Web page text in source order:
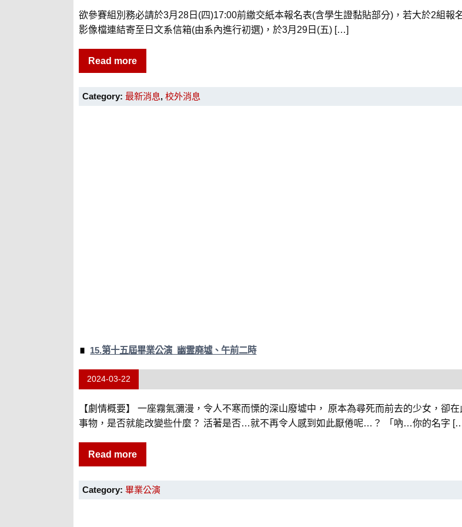
欲參賽組別務必請於3月28日(四)17:00前繳交紙本報名表(含學生證黏貼部分)，若大於2組
影像檔連結寄至日文系信箱(由系內進行初選)，於3月29日(五) […]
Read more
Category: 最新消息, 校外消息
15.第十五屆畢業公演_幽霊廃墟、午前二時
2024-03-22
【劇情概要】 一座霧氣瀰漫，令人不寒而慄的深山廢墟中， 原本為尋死而前去的少女，卻
事物，是否就能改變些什麼？ 活著是否…就不再令人感到如此厭倦呢…？ 「吶…你的名字
Read more
Category: 畢業公演